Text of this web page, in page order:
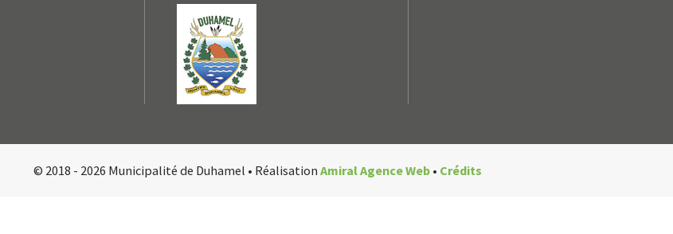
© 2018 - 2026 Municipalité de Duhamel • Réalisation Amiral Agence Web• Crédits